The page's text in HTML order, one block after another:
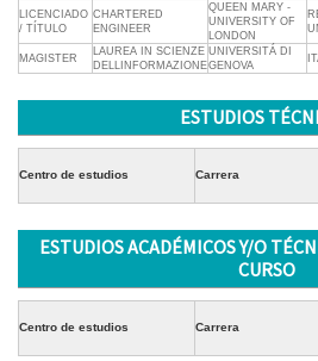
LICENCIADO
/ TÍTULO
CHARTERED
ENGINEER
QUEEN MARY -
UNIVERSITY OF
LONDON
MAGISTER
LAUREA IN SCIENZE
DELLINFORMAZIONE
UNIVERSITÁ DI
GENOVA
ESTUDIOS
Centro de estudios Carrera
ESTUDIOS ACADÉMICOS Y/O
CURSO
Centro de estudios Carrera